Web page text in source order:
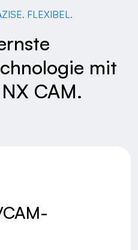
FLEXIBEL.
mit
CAM.